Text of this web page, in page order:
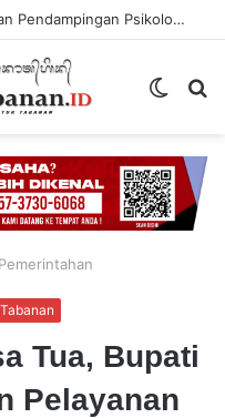
Polres Tabanan Beri Bantuan Dan Pendampingan Psikologis
Switch
Pemerintahan
Tabanan
Tua, Bupati
Pelayanan